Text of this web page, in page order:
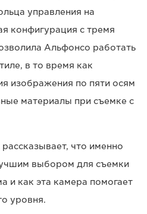
управления на
конфигурация с тремя
Альфонсо работать
в то время как
изображения по пяти осям
материалы при съемке с
что именно
выбором для съемки
и как эта камера помогает
уровня.